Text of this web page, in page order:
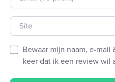
Site
Bewaar mijn naam, e-
keer dat ik een review wil